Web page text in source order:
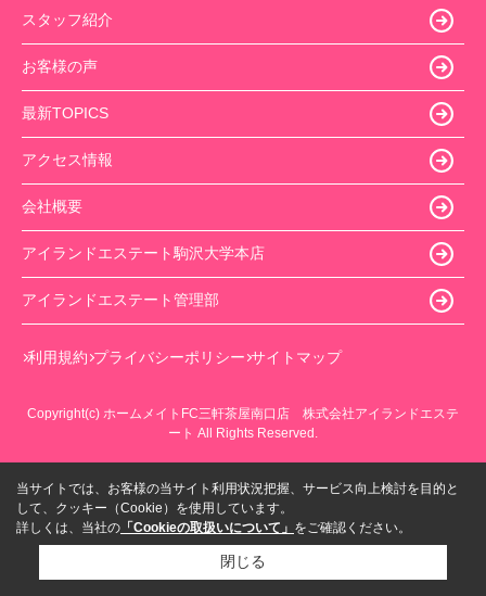
スタッフ紹介
お客様の声
最新TOPICS
アクセス情報
会社概要
アイランドエステート駒沢大学本店
アイランドエステート管理部
利用規約 プライバシーポリシー サイトマップ
Copyright(c) ホームメイトFC三軒茶屋南口店 株式会社アイランドエステ
ート All Rights Reserved.
当サイトでは、お客様の当サイト利用状況把握、サービス向上検討を目的と
して、クッキー（Cookie）を使用しています。
詳しくは、当社の 「Cookieの取扱いについて」 をご確認ください。
閉じる